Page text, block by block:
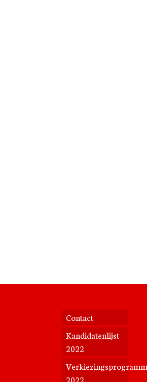
Contact
Kandidatenlijst
2022
2022